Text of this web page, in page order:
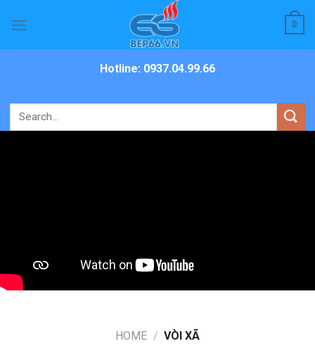
0
Hotline: 0937.04.99.66
Search
for:
HOME / VÒI XÃ